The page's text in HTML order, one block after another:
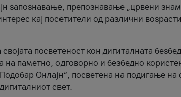
запознавање, препознавање „црвени
кај посетители од различни
посветеност кон дигиталната
на паметно, одговорно и безбедно
Онлајн“, посветена на подигање на
свет.